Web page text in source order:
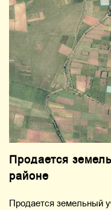
Продается
районе
Продается земельный